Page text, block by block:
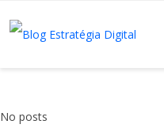
No posts